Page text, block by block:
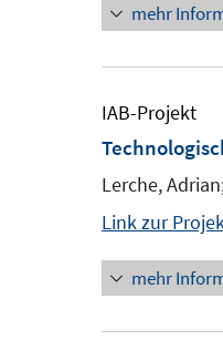
mehr
IAB-Projekt
Lerche,
Link zur
mehr